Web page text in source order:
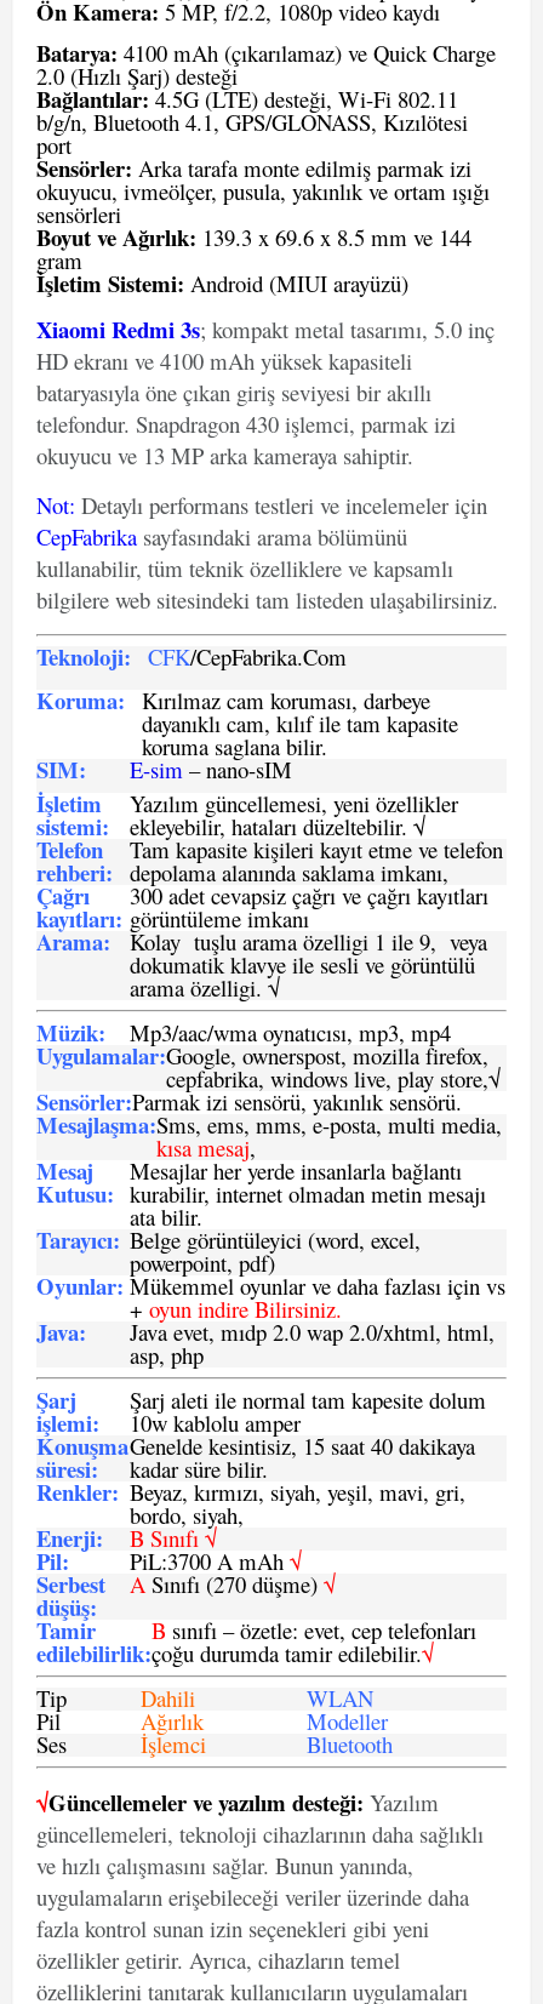
Ön Kamera: 5 MP, f/2.2, 1080p video kaydı
Batarya: 4100 mAh (çıkarılamaz) ve Quick Charge
2.0 (Hızlı Şarj) desteği
Bağlantılar: 4.5G (LTE) desteği, Wi-Fi 802.11
b/g/n, Bluetooth 4.1, GPS/GLONASS, Kızılötesi
port
Sensörler: Arka tarafa monte edilmiş parmak izi
okuyucu, ivmeölçer, pusula, yakınlık ve ortam ışığı
sensörleri
Boyut ve Ağırlık: 139.3 x 69.6 x 8.5 mm ve 144
gram
İşletim Sistemi: Android (MIUI arayüzü)
Xiaomi Redmi 3s; kompakt metal tasarımı, 5.0 inç
HD ekranı ve 4100 mAh yüksek kapasiteli
bataryasıyla öne çıkan giriş seviyesi bir akıllı
telefondur. Snapdragon 430 işlemci, parmak izi
okuyucu ve 13 MP arka kameraya sahiptir.
Not: Detaylı performans testleri ve incelemeler için
CepFabrika sayfasındaki arama bölümünü
kullanabilir, tüm teknik özelliklere ve kapsamlı
bilgilere web sitesindeki tam listeden ulaşabilirsiniz.
Teknoloji: CFK/CepFabrika.Com
Koruma: Kırılmaz cam koruması, darbeye
dayanıklı cam, kılıf ile tam kapasite
koruma saglana bilir.
SIM: E-sim – nano-sIM
İşletim
sistemi:
Yazılım güncellemesi, yeni özellikler
ekleyebilir, hataları düzeltebilir. √
Telefon
rehberi:
Tam kapasite kişileri kayıt etme ve telefon
depolama alanında saklama imkanı,
Çağrı
kayıtları:
300 adet cevapsiz çağrı ve çağrı kayıtları
görüntüleme imkanı
Arama: Kolay tuşlu arama özelligi 1 ile 9, veya
dokumatik klavye ile sesli ve görüntülü
arama özelligi. √
Müzik: Mp3/aac/wma oynatıcısı, mp3, mp4
Uygulamalar:Google, ownerspost, mozilla firefox,
cepfabrika, windows live, play store,√
Sensörler:Parmak izi sensörü, yakınlık sensörü.
Mesajlaşma:Sms, ems, mms, e-posta, multi media,
kısa mesaj,
Mesaj
Kutusu:
Mesajlar her yerde insanlarla bağlantı
kurabilir, internet olmadan metin mesajı
ata bilir.
Tarayıcı: Belge görüntüleyici (word, excel,
powerpoint, pdf)
Oyunlar: Mükemmel oyunlar ve daha fazlası için vs
+ oyun indire Bilirsiniz.
Java: Java evet, mıdp 2.0 wap 2.0/xhtml, html,
asp, php
Şarj
işlemi:
Şarj aleti ile normal tam kapesite dolum
10w kablolu amper
Konuşma
süresi:
Genelde kesintisiz, 15 saat 40 dakikaya
kadar süre bilir.
Renkler: Beyaz, kırmızı, siyah, yeşil, mavi, gri,
bordo, siyah,
Enerji: B Sınıfı √
Pil: PiL:3700 A mAh √
Serbest
düşüş:
ASınıfı (270 düşme) √
Tamir
edilebilirlik:
B sınıfı – özetle: evet, cep telefonları
çoğu durumda tamir edilebilir.√
Tip
Dahili WLAN
Pil Ağırlık Modeller
Ses İşlemci Bluetooth
√Güncellemeler ve yazılım desteği: Yazılım
güncellemeleri, teknoloji cihazlarının daha sağlıklı
ve hızlı çalışmasını sağlar. Bunun yanında,
uygulamaların erişebileceği veriler üzerinde daha
fazla kontrol sunan izin seçenekleri gibi yeni
özellikler getirir. Ayrıca, cihazların temel
özelliklerini tanıtarak kullanıcıların uygulamaları